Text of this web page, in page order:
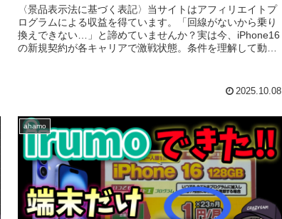
〈景品表示法に基づく表記〉当サイトはアフィリエイトプ
ログラムによる収益を得ています。「回線がないから乗り
換えできない…」と諦めていませんか？実は今、iPhone16
の新規契約が各キャリアで激戦状態。条件を理解して動け
2025.10.08
ahamo